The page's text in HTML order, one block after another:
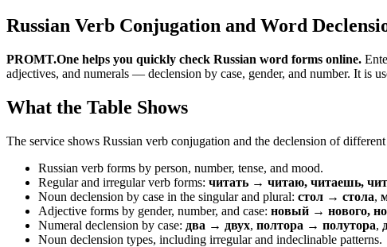
Russian Verb Conjugation and Word
PROMT.One helps you quickly check Russian word forms online.
adjectives, and numerals — declension by case, gender, and number. It is
What the Table Shows
The service shows Russian verb conjugation and the declension of
Russian verb forms by person, number, tense, and mood.
Regular and irregular verb forms: читать → читаю, читаешь,
Noun declension by case in the singular and plural: стол → стола,
Adjective forms by gender, number, and case: новый → нового,
Numeral declension by case: два → двух, полтора → полутора,
Noun declension types, including irregular and indeclinable patterns.